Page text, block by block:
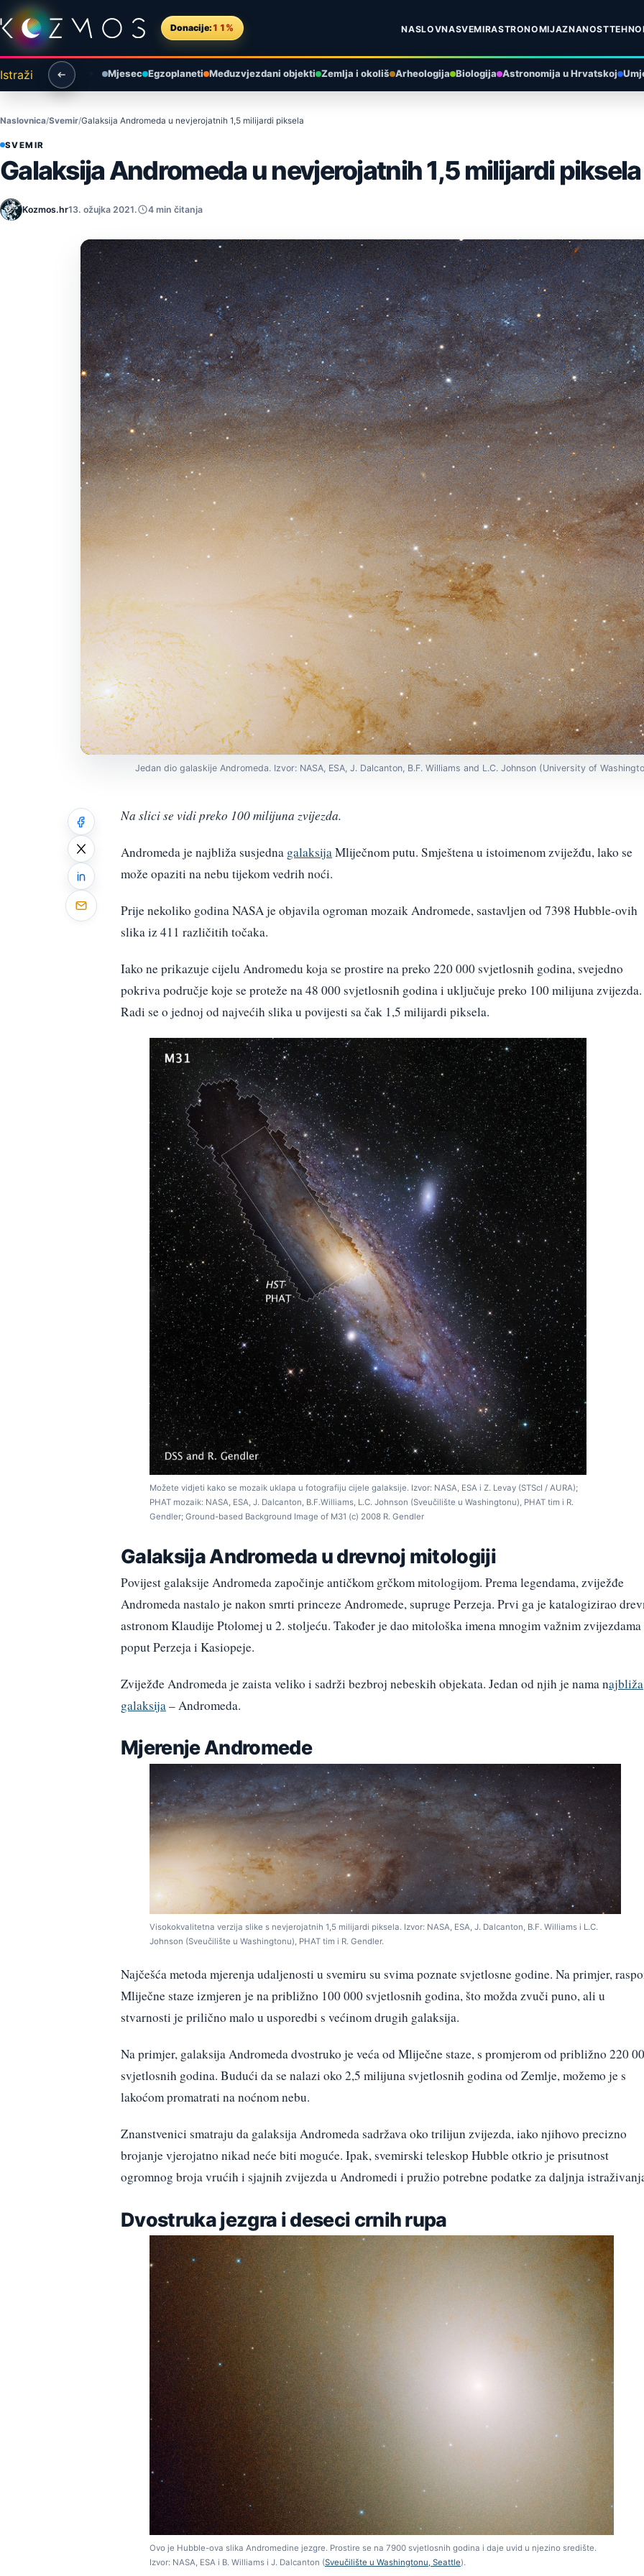
Preskoči na sadržaj
Donacije: 11% NASLOVNASVEMIRASTRONOMIJAZNANOST
Istraži Mjesec Egzoplaneti Međuzvjezdani objekti Zemlja i okoliš Arheologija Biologija Astronomija u Hrvatskoj
Naslovnica Svemir Galaksija Andromeda u nevjerojatnih 1,5 milijardi piksela
SVEMIR
Galaksija Andromeda u nevjerojatnih 1,5 milijardi piksela
Kozmos.hr13. ožujka 2021. 4 min čitanja
Jedan dio galaskije Andromeda. Izvor: NASA, ESA, J. Dalcanton, B.F. Williams and L.C. Johnson (University of
Na slici se vidi preko 100 milijuna zvijezda.
Andromeda je najbliža susjedna galaksijaMliječnom putu. Smještena u istoimenom zviježđu, lako se
može opaziti na nebu tijekom vedrih noći.
Prije nekoliko godina NASA je objavila ogroman mozaik Andromede, sastavljen od 7398 Hubble-ovih
slika iz 411 različitih točaka.
Iako ne prikazuje cijelu Andromedu koja se prostire na preko 220 000 svjetlosnih godina, svejedno
pokriva područje koje se proteže na 48 000 svjetlosnih godina i uključuje preko 100 milijuna zvijezda.
Radi se o jednoj od najvećih slika u povijesti sa čak 1,5 milijardi piksela.
Možete vidjeti kako se mozaik uklapa u fotografiju cijele galaksije. Izvor: NASA, ESA i Z. Levay (STScI / AURA);
PHAT mozaik: NASA, ESA, J. Dalcanton, B.F.Williams, L.C. Johnson (Sveučilište u Washingtonu), PHAT tim i R.
Gendler; Ground-based Background Image of M31 (c) 2008 R. Gendler
Galaksija Andromeda u drevnoj mitologiji
Povijest galaksije Andromeda započinje antičkom grčkom mitologijom. Prema legendama, zviježđe
Andromeda nastalo je nakon smrti princeze Andromede, supruge Perzeja. Prvi ga je katalogizirao
astronom Klaudije Ptolomej u 2. stoljeću. Također je dao mitološka imena mnogim važnim zvijezdama
poput Perzeja i Kasiopeje.
Zviježđe Andromeda je zaista veliko i sadrži bezbroj nebeskih objekata. Jedan od njih je nama najbliža
galaksija– Andromeda.
Mjerenje Andromede
Visokokvalitetna verzija slike s nevjerojatnih 1,5 milijardi piksela. Izvor: NASA, ESA, J. Dalcanton, B.F. Williams i L.C.
Johnson (Sveučilište u Washingtonu), PHAT tim i R. Gendler.
Najčešća metoda mjerenja udaljenosti u svemiru su svima poznate svjetlosne godine. Na primjer,
Mliječne staze izmjeren je na približno 100 000 svjetlosnih godina, što možda zvuči puno, ali u
stvarnosti je prilično malo u usporedbi s većinom drugih galaksija.
Na primjer, galaksija Andromeda dvostruko je veća od Mliječne staze, s promjerom od približno 220
svjetlosnih godina. Budući da se nalazi oko 2,5 milijuna svjetlosnih godina od Zemlje, možemo je s
lakoćom promatrati na noćnom nebu.
Znanstvenici smatraju da galaksija Andromeda sadržava oko trilijun zvijezda, iako njihovo precizno
brojanje vjerojatno nikad neće biti moguće. Ipak, svemirski teleskop Hubble otkrio je prisutnost
ogromnog broja vrućih i sjajnih zvijezda u Andromedi i pružio potrebne podatke za daljnja
Dvostruka jezgra i deseci crnih rupa
Ovo je Hubble-ova slika Andromedine jezgre. Prostire se na 7900 svjetlosnih godina i daje uvid u njezino središte.
Izvor: NASA, ESA i B. Williams i J. Dalcanton (Sveučilište u Washingtonu, Seattle).